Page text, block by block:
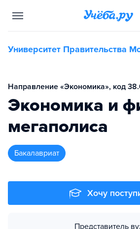
Университет Правительства
Направление «Экономика», код
Экономика и
мегаполиса
бакалавриат
Хочу
Представитель